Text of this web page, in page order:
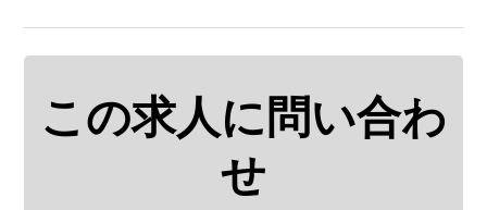
この求人に問い合わ
せ